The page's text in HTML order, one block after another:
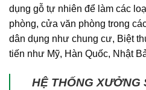
dụng gỗ tự nhiên để làm các
phòng, cửa văn phòng trong
dân dụng như chung cư, Biệt
tiến như Mỹ, Hàn Quốc, Nhật
HỆ THỐNG XƯỞNG